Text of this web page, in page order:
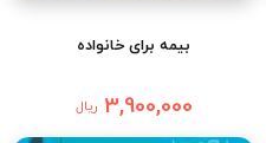
بیمه برای خانواده
3,900,000 ریال